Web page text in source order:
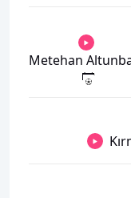
Metehan